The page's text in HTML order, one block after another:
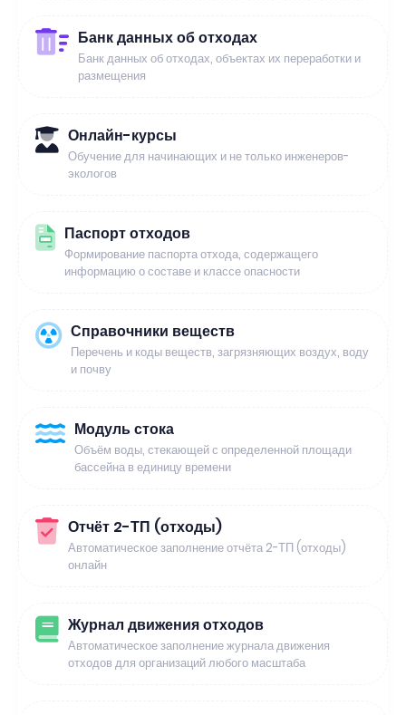
Банк данных об отходах
Банк данных об отходах, объектах их переработки и
размещения
Онлайн-курсы
Обучение для начинающих и не только инженеров-
экологов
Паспорт отходов
Формирование паспорта отхода, содержащего
информацию о составе и классе опасности
Справочники веществ
Перечень и коды веществ, загрязняющих воздух, воду
и почву
Модуль стока
Объём воды, стекающей с определенной площади
бассейна в единицу времени
Отчёт 2-ТП (отходы)
Автоматическое заполнение отчёта 2-ТП (отходы)
онлайн
Журнал движения отходов
Автоматическое заполнение журнала движения
отходов для организаций любого масштаба